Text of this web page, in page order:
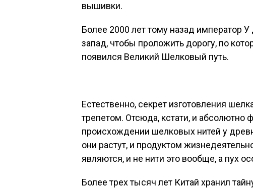
вышивки.
Более 2000 лет тому назад император
запад, чтобы проложить дорогу, по
появился Великий Шелковый путь.
Естественно, секрет изготовления
трепетом. Отсюда, кстати, и абсолютно
происхождении шелковых нитей у
они растут, и продуктом
являются, и не нити это вообще, а пух
Более трех тысяч лет Китай хранил